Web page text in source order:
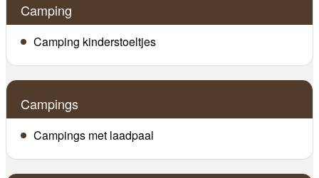
Camping
Camping kinderstoeltjes
Campings
Campings met laadpaal